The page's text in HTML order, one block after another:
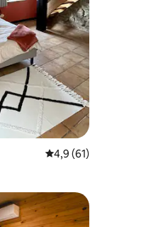
მიმოხილვა
საშუალო
4,9 (61)